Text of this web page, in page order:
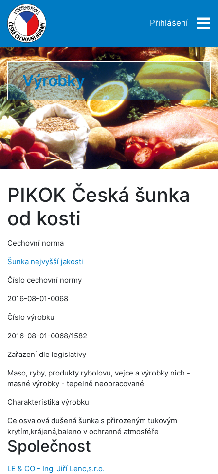
Přihlášení
Výrobky
PIKOK Česká šunka
od kosti
Cechovní norma
Šunka nejvyšší jakosti
Číslo cechovní normy
2016-08-01-0068
Číslo výrobku
2016-08-01-0068/1582
Zařazení dle legislativy
Maso, ryby, produkty rybolovu, vejce a výrobky nich -
masné výrobky - tepelně neopracované
Charakteristika výrobku
Celosvalová dušená šunka s přirozeným tukovým
krytím,krájená,baleno v ochranné atmosféře
Společnost
LE & CO - Ing. Jiří Lenc,s.r.o.